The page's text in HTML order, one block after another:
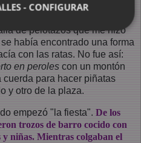
Volví al mundo de la
abrió un saco de pelotas
de pelotazos que me hizo
había encontrado una forma
con las ratas. No fue así:
en peroles con un montón
para hacer piñatas
y otro de la plaza.
empezó "la fiesta". De los
trozos de barro cocido con
niñas. Mientras colgaban el
- CONFIGURAR